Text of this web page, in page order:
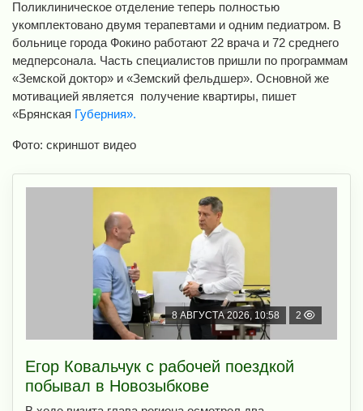
Поликлиническое отделение теперь полностью
укомплектовано двумя терапевтами и одним педиатром. В
больнице города Фокино работают 22 врача и 72 среднего
медперсонала. Часть специалистов пришли по программам
«Земской доктор» и «Земский фельдшер». Основной же
мотивацией является получение квартиры, пишет
«Брянская Губерния».
Фото: скриншот видео
8 АВГУСТА 2026, 10:58 2
Егор Ковальчук с рабочей поездкой
побывал в Новозыбкове